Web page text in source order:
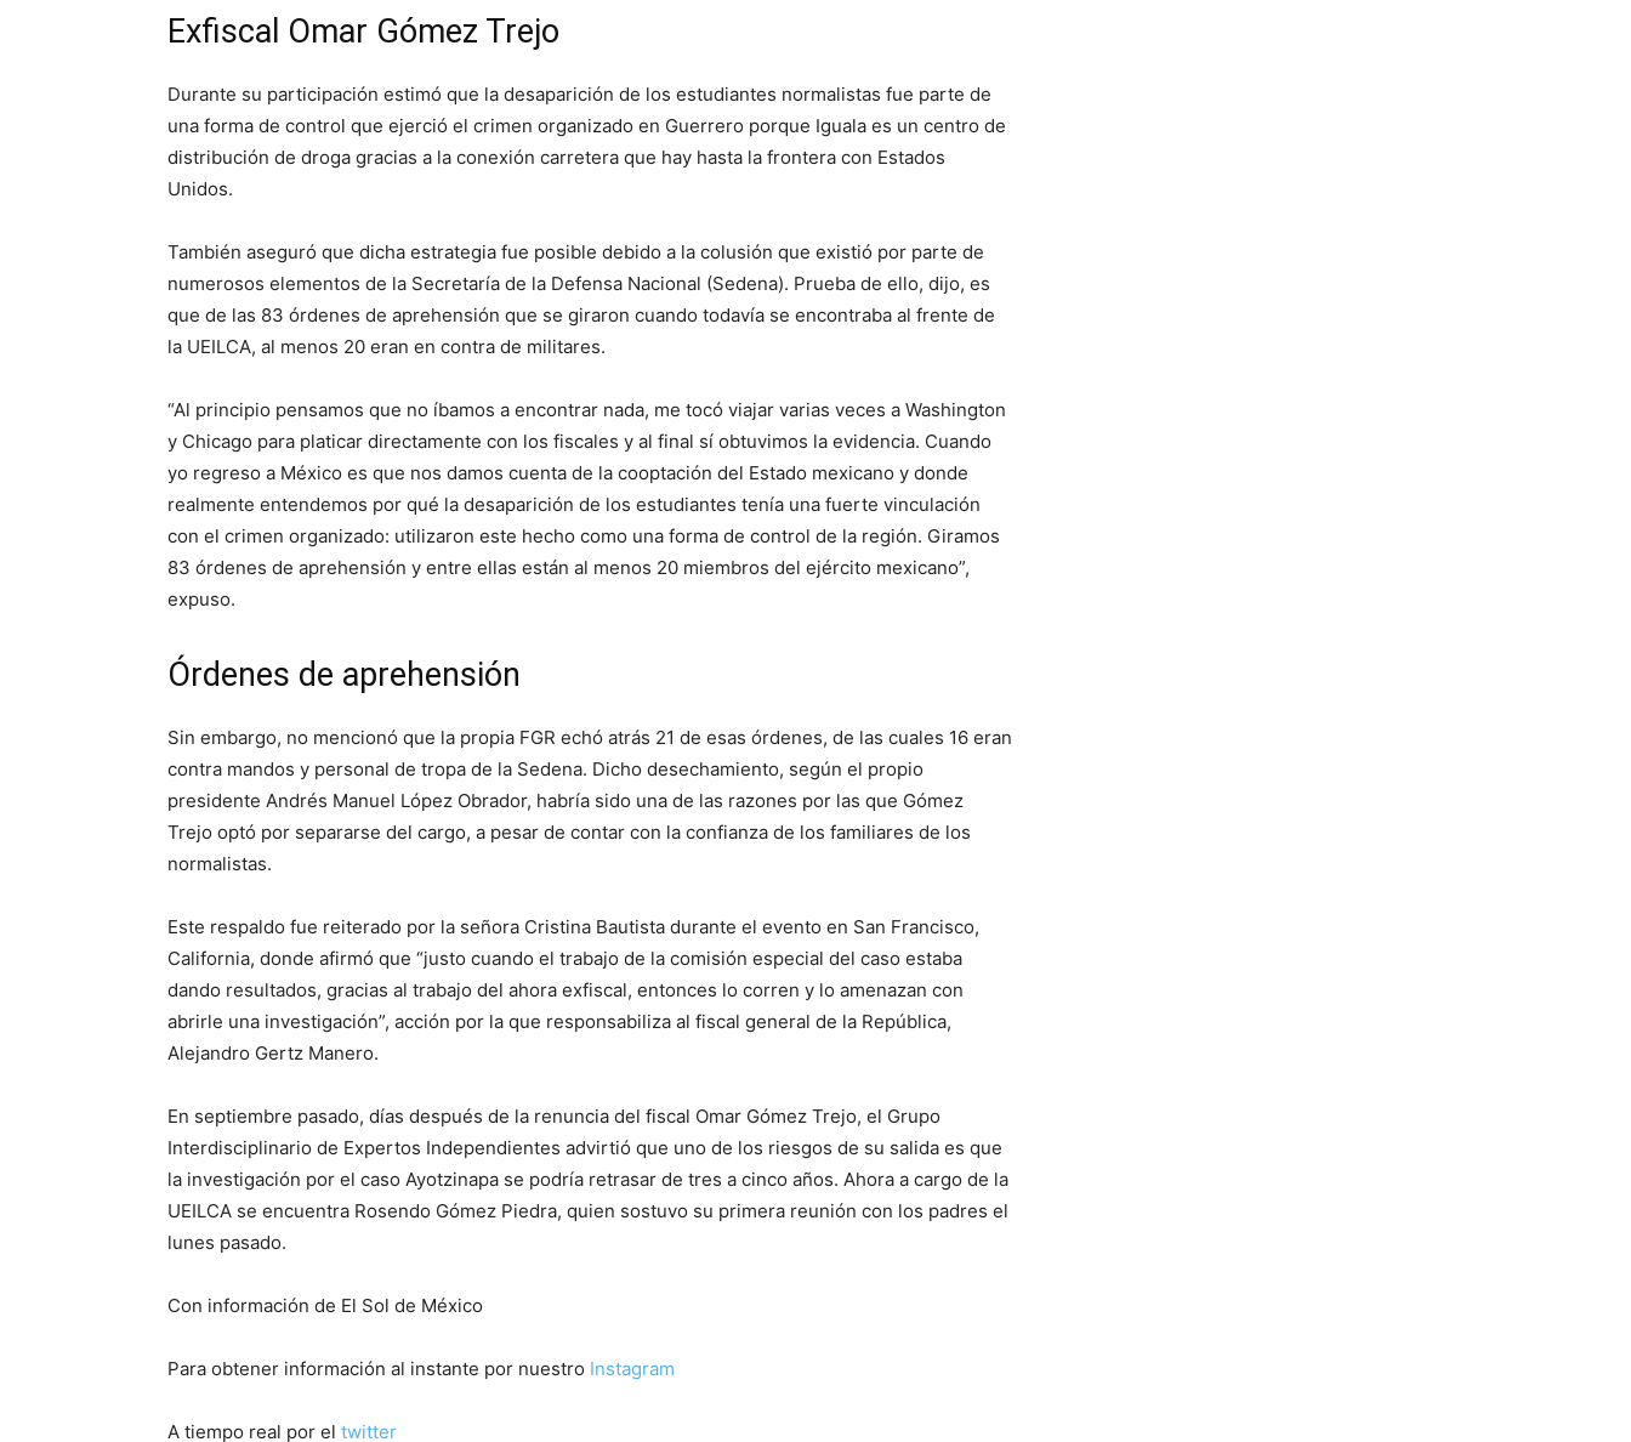
Exfiscal Omar Gómez Trejo
Durante su participación estimó que la desaparición de los estudiantes normalistas fue parte de
una forma de control que ejerció el crimen organizado en Guerrero porque Iguala es un centro de
distribución de droga gracias a la conexión carretera que hay hasta la frontera con Estados
Unidos.
También aseguró que dicha estrategia fue posible debido a la colusión que existió por parte de
numerosos elementos de la Secretaría de la Defensa Nacional (Sedena). Prueba de ello, dijo, es
que de las 83 órdenes de aprehensión que se giraron cuando todavía se encontraba al frente de
la UEILCA, al menos 20 eran en contra de militares.
“Al principio pensamos que no íbamos a encontrar nada, me tocó viajar varias veces a Washington
y Chicago para platicar directamente con los fiscales y al final sí obtuvimos la evidencia. Cuando
yo regreso a México es que nos damos cuenta de la cooptación del Estado mexicano y donde
realmente entendemos por qué la desaparición de los estudiantes tenía una fuerte vinculación
con el crimen organizado: utilizaron este hecho como una forma de control de la región. Giramos
83 órdenes de aprehensión y entre ellas están al menos 20 miembros del ejército mexicano”,
expuso.
Órdenes de aprehensión
Sin embargo, no mencionó que la propia FGR echó atrás 21 de esas órdenes, de las cuales 16 eran
contra mandos y personal de tropa de la Sedena. Dicho desechamiento, según el propio
presidente Andrés Manuel López Obrador, habría sido una de las razones por las que Gómez
Trejo optó por separarse del cargo, a pesar de contar con la confianza de los familiares de los
normalistas.
Este respaldo fue reiterado por la señora Cristina Bautista durante el evento en San Francisco,
California, donde afirmó que “justo cuando el trabajo de la comisión especial del caso estaba
dando resultados, gracias al trabajo del ahora exfiscal, entonces lo corren y lo amenazan con
abrirle una investigación”, acción por la que responsabiliza al fiscal general de la República,
Alejandro Gertz Manero.
En septiembre pasado, días después de la renuncia del fiscal Omar Gómez Trejo, el Grupo
Interdisciplinario de Expertos Independientes advirtió que uno de los riesgos de su salida es que
la investigación por el caso Ayotzinapa se podría retrasar de tres a cinco años. Ahora a cargo de la
UEILCA se encuentra Rosendo Gómez Piedra, quien sostuvo su primera reunión con los padres el
lunes pasado.
Con información de El Sol de México
Para obtener información al instante por nuestro Instagram
A tiempo real por el twitter